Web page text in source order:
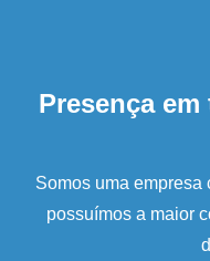
Presença em
Somos uma
possuímos a maior